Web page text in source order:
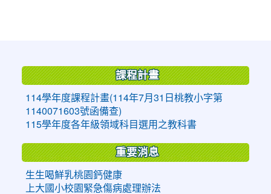
課程計畫
114學年度課程計畫(114年7月31日桃教小字第
1140071603號函備查)
115學年度各年級領域科目選用之教科書
重要消息
生生喝鮮乳桃園鈣健康
上大國小校園緊急傷病處理辦法